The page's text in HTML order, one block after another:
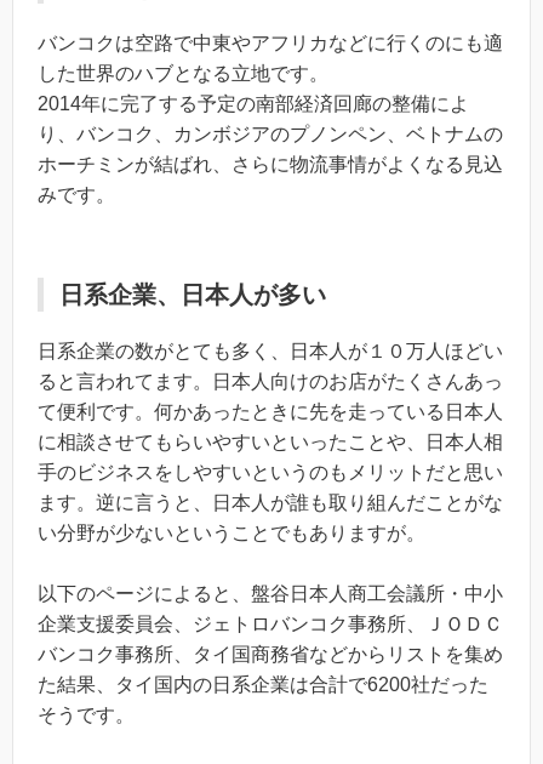
バンコクは空路で中東やアフリカなどに行くのにも適
した世界のハブとなる立地です。
2014年に完了する予定の南部経済回廊の整備によ
り、バンコク、カンボジアのプノンペン、ベトナムの
ホーチミンが結ばれ、さらに物流事情がよくなる見込
みです。
日系企業、日本人が多い
日系企業の数がとても多く、日本人が１０万人ほどい
ると言われてます。日本人向けのお店がたくさんあっ
て便利です。何かあったときに先を走っている日本人
に相談させてもらいやすいといったことや、日本人相
手のビジネスをしやすいというのもメリットだと思い
ます。逆に言うと、日本人が誰も取り組んだことがな
い分野が少ないということでもありますが。
以下のページによると、盤谷日本人商工会議所・中小
企業支援委員会、ジェトロバンコク事務所、ＪＯＤＣ
バンコク事務所、タイ国商務省などからリストを集め
た結果、タイ国内の日系企業は合計で6200社だった
そうです。